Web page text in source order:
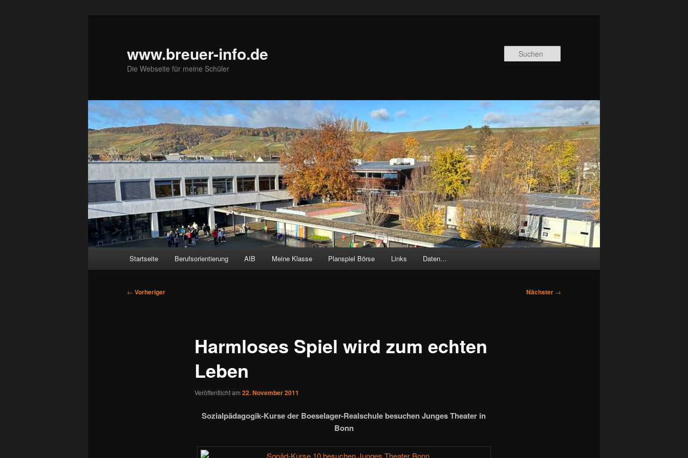
www.breuer-info.de
Die Webseite für meine Schüler
Startseite Berufsorientierung AIB Meine Klasse Planspiel Börse Links Daten…
Beitragsnavigation
← Vorheriger Nächster →
Harmloses Spiel wird zum echten
Leben
Veröffentlicht am 22. November 2011
Sozialpädagogik-Kurse der Boeselager-Realschule besuchen Junges Theater in
Bonn